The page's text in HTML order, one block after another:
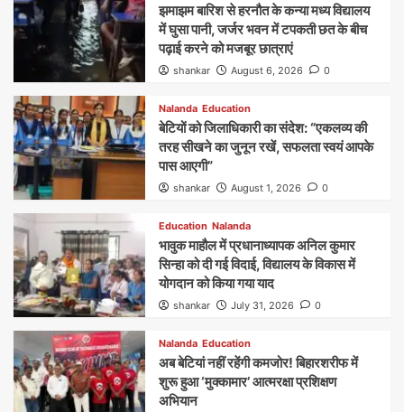
झमाझम बारिश से हरनौत के कन्या मध्य विद्यालय
में घुसा पानी, जर्जर भवन में टपकती छत के बीच
पढ़ाई करने को मजबूर छात्राएं
shankar August 6, 2026 0
Nalanda Education
बेटियों को जिलाधिकारी का संदेश: “एकलव्य की
तरह सीखने का जुनून रखें, सफलता स्वयं आपके
पास आएगी”
shankar August 1, 2026 0
Education Nalanda
भावुक माहौल में प्रधानाध्यापक अनिल कुमार
सिन्हा को दी गई विदाई, विद्यालय के विकास में
योगदान को किया गया याद
shankar July 31, 2026 0
Nalanda Education
अब बेटियां नहीं रहेंगी कमजोर! बिहारशरीफ में
शुरू हुआ ‘मुक्कामार’ आत्मरक्षा प्रशिक्षण
अभियान